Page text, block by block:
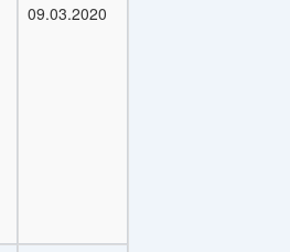
09.03.2020